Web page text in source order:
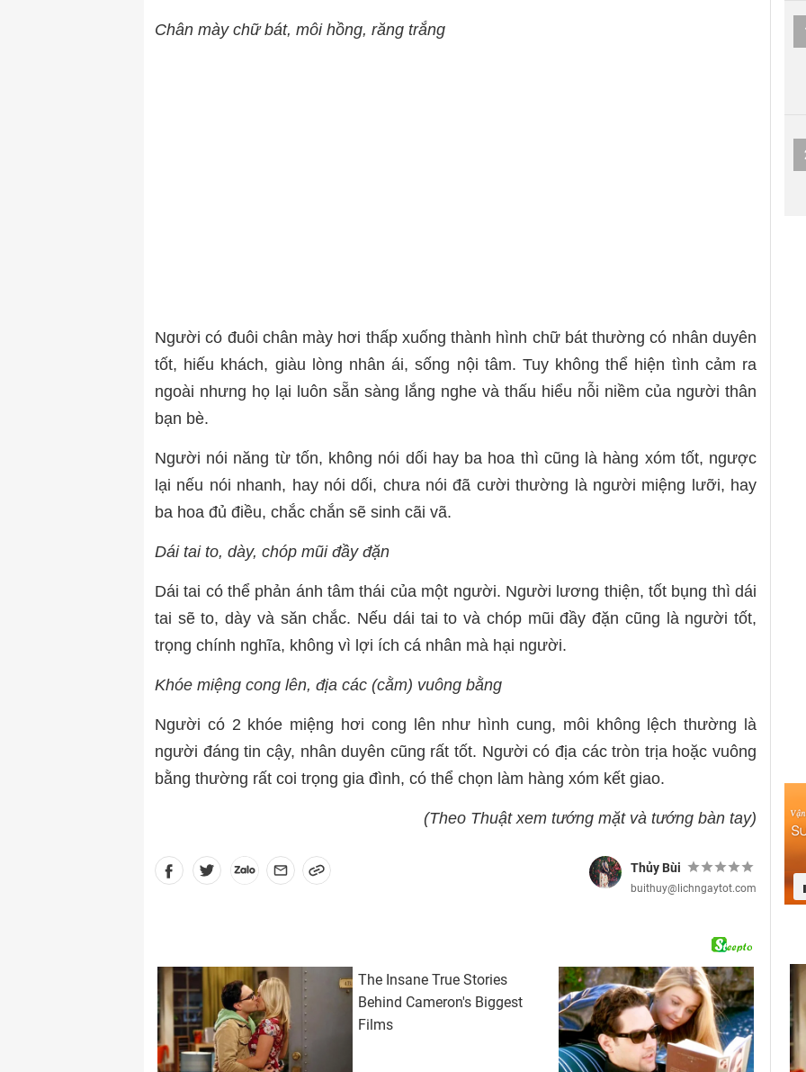
Chân mày chữ bát, môi hồng, răng trắng
Người có đuôi chân mày hơi thấp xuống thành hình chữ bát thường có nhân duyên
tốt, hiếu khách, giàu lòng nhân ái,sống nội tâm. Tuy không thể hiện tình cảm ra
ngoài nhưng họ lại luôn sẵn sàng lắng nghe và thấu hiểu nỗi niềm của người thân
bạn bè.
Người nói năng từ tốn, không nói dối hay ba hoa thì cũng là hàng xóm tốt, ngược
lại nếu nói nhanh, hay nói dối, chưa nói đã cười thường là người miệng lưỡi, hay
ba hoa đủ điều, chắc chắn sẽ sinh cãi vã.
Dái tai to, dày, chóp mũi đầy đặn
Dái tai có thể phản ánh tâm thái của một người. Người lương thiện, tốt bụng thì dái
tai sẽ to, dày và săn chắc. Nếu dái tai to và chóp mũi đầy đặn cũng là người tốt,
trọng chính nghĩa, không vì lợi ích cá nhân mà hại người.
Khóe miệng cong lên, địa các (cằm) vuông bằng
Người có 2 khóe miệng hơi cong lên như hình cung, môi không lệch thường là
người đáng tin cậy, nhân duyên cũng rất tốt. Người có địa các tròn trịa hoặc vuông
bằng thường rất coi trọng gia đình, có thể chọn làm hàng xóm kết giao.
(Theo Thuật xem tướng mặt và tướng bàn tay)
Thủy Bùi
buithuy@lichngaytot.com